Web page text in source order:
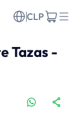
CLP
Tazas -